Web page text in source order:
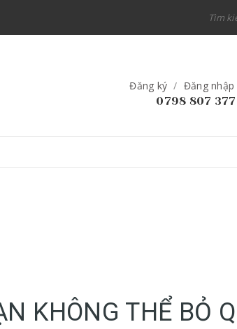
Đăng ký / Đăng nhập
0798 807 377
KHÔNG THỂ BỎ